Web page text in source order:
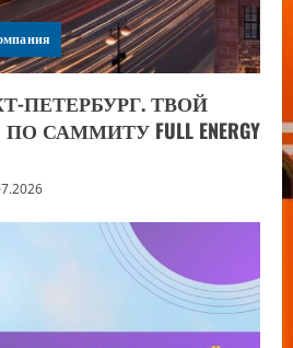
ПЕТЕРБУРГ. ТВОЙ
САММИТУ FULL ENERGY